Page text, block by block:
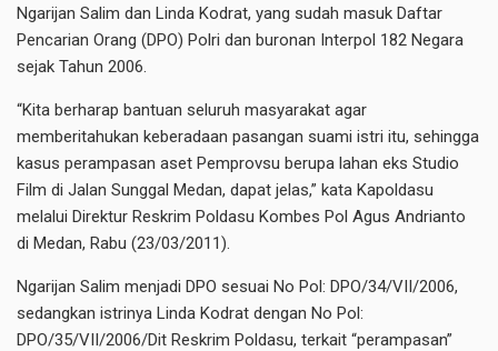
Ngarijan Salim dan Linda Kodrat, yang sudah masuk Daftar
Pencarian Orang (DPO) Polri dan buronan Interpol 182 Negara
sejak Tahun 2006.
“Kita berharap bantuan seluruh masyarakat agar
memberitahukan keberadaan pasangan suami istri itu, sehingga
kasus perampasan aset Pemprovsu berupa lahan eks Studio
Film di Jalan Sunggal Medan, dapat jelas,” kata Kapoldasu
melalui Direktur Reskrim Poldasu Kombes Pol Agus Andrianto
di Medan, Rabu (23/03/2011).
Ngarijan Salim menjadi DPO sesuai No Pol: DPO/34/VII/2006,
sedangkan istrinya Linda Kodrat dengan No Pol:
DPO/35/VII/2006/Dit Reskrim Poldasu, terkait “perampasan”